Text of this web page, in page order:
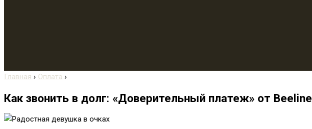
Главная › Оплата ›
Как звонить в долг: «Доверительный платеж» от Beeline